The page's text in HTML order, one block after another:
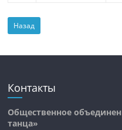
Назад
Контакты
Общественное
танца»